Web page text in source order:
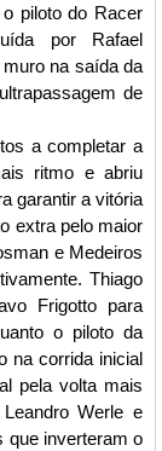
piloto do Racer
por Rafael
na saída da
de
a completar a
ritmo e abriu
garantir a vitória
extra pelo maior
e Medeiros
Thiago
Frigotto para
o piloto da
na corrida inicial
pela volta mais
Werle e
que inverteram o